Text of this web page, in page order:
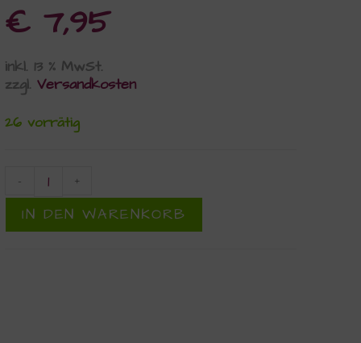
€ 7,95
inkl. 13 % MwSt.
zzgl.Versandkosten
26 vorrätig
- +
IN DEN WARENKORB